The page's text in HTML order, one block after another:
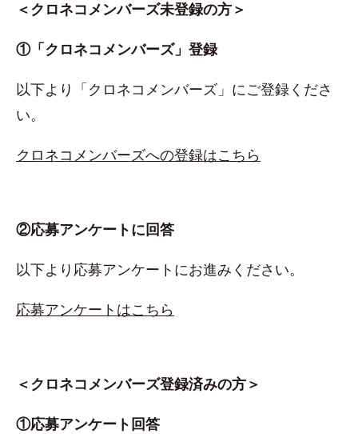
＜クロネコメンバーズ未登録の方＞
①「クロネコメンバーズ」登録
以下より「クロネコメンバーズ」にご登録くださ
い。
クロネコメンバーズへの登録はこちら
②応募アンケートに回答
以下より応募アンケートにお進みください。
応募アンケートはこちら
＜クロネコメンバーズ登録済みの方＞
①応募アンケート回答